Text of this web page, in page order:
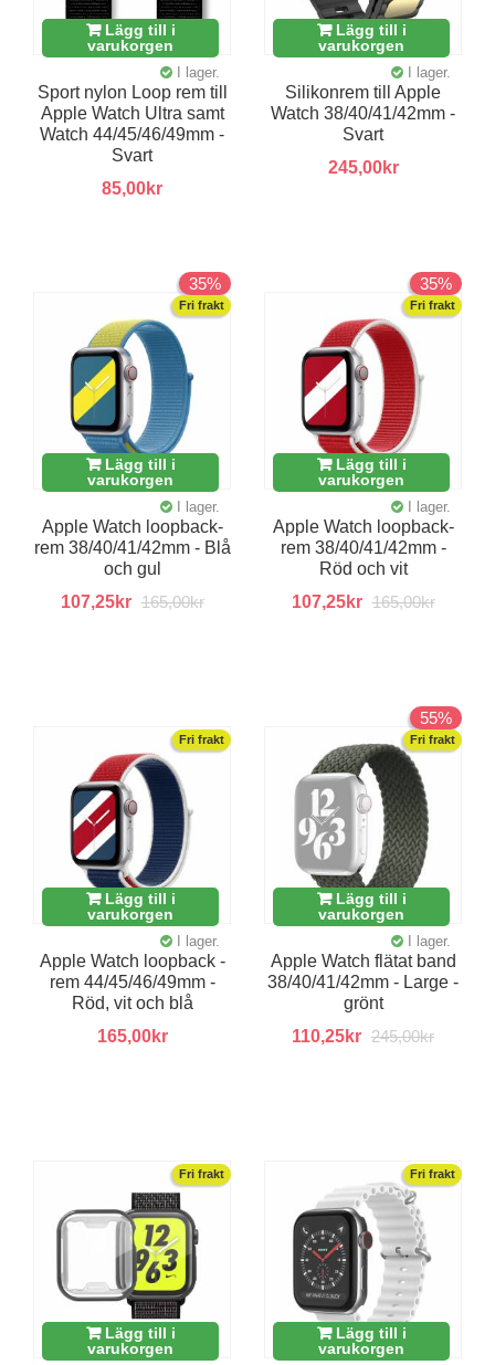
Lägg till i
varukorgen
I lager.
Sport nylon Loop rem till
Apple Watch Ultra samt
Watch 44/45/46/49mm -
Svart
85,00kr
Lägg till i
varukorgen
I lager.
Silikonrem till Apple
Watch 38/40/41/42mm -
Svart
245,00kr
35%
Fri frakt
Lägg till i
varukorgen
I lager.
Apple Watch loopback-
rem 38/40/41/42mm - Blå
och gul
107,25kr 165,00kr
35%
Fri frakt
Lägg till i
varukorgen
I lager.
Apple Watch loopback-
rem 38/40/41/42mm -
Röd och vit
107,25kr 165,00kr
Fri frakt
Lägg till i
varukorgen
I lager.
Apple Watch loopback -
rem 44/45/46/49mm -
Röd, vit och blå
165,00kr
55%
Fri frakt
Lägg till i
varukorgen
I lager.
Apple Watch flätat band
38/40/41/42mm - Large -
grönt
110,25kr 245,00kr
Fri frakt
Lägg till i
varukorgen
Fri frakt
Lägg till i
varukorgen